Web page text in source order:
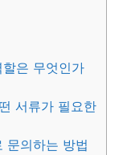
은 무엇인가
서류가 필요한
문의하는 방법